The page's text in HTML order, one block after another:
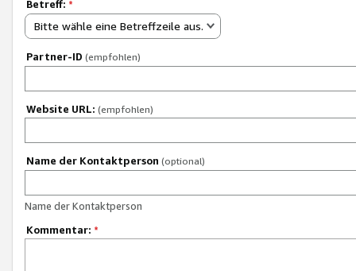
Betreff: *
Bitte wähle eine Betreffzeile aus.
Partner-ID (empfohlen)
Website URL: (empfohlen)
Name der Kontaktperson (optional)
Name der Kontaktperson
Kommentar: *